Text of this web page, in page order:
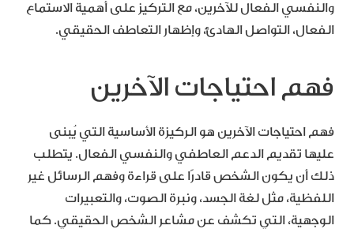
والنفسي الفعال للآخرين، مع التركيز على أهمية الاستماع
الفعال، التواصل الهادئ، وإظهار التعاطف الحقيقي.
فهم احتياجات الآخرين
فهم احتياجات الآخرين هو الركيزة الأساسية التي يُبنى
عليها تقديم الدعم العاطفي والنفسي الفعال. يتطلب
ذلك أن يكون الشخص قادرًا على قراءة وفهم الرسائل غير
اللفظية، مثل لغة الجسد، ونبرة الصوت، والتعبيرات
الوجهية، التي تكشف عن مشاعر الشخص الحقيقي. كما